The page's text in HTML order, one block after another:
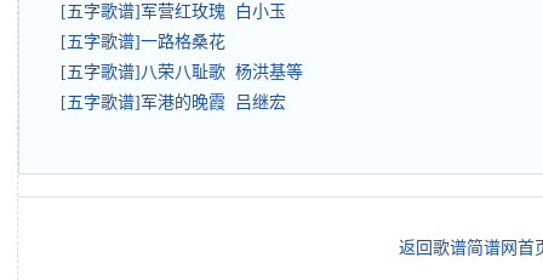
[五字歌谱]军营红玫瑰 白小玉
[五字歌谱]一路格桑花
[五字歌谱]八荣八耻歌 杨洪基等
[五字歌谱]军港的晚霞 吕继宏
返回歌谱简谱网首